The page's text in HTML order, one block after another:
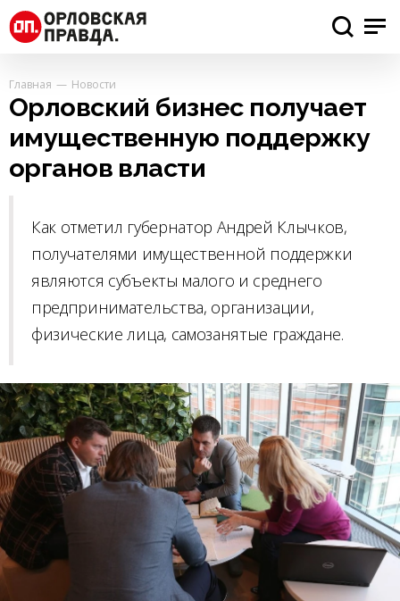
Главная Новости
Орловский бизнес получает
имущественную поддержку
органов власти
Как отметил губернатор Андрей Клычков,
получателями имущественной поддержки
являются субъекты малого и среднего
предпринимательства, организации,
физические лица, самозанятые граждане.